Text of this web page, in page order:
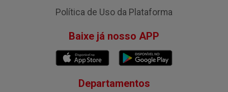
Política de Uso da Plataforma
Baixe já nosso APP
Departamentos